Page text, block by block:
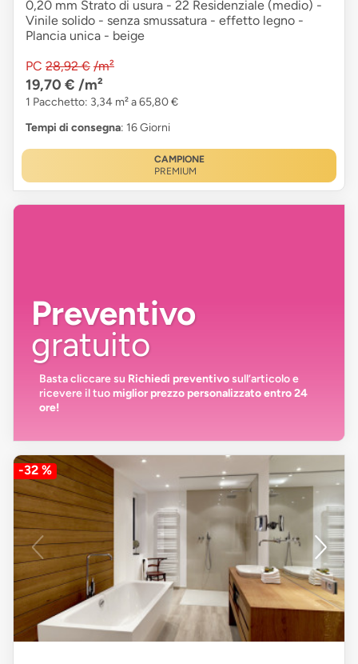
0,20 mm Strato di usura - 22 Residenziale (medio) -
Vinile solido - senza smussatura - effetto legno -
Plancia unica - beige
PC 28,92 € /m²
19,70 € /m²
1 Pacchetto: 3,34 m² a 65,80 €
Tempi di consegna: 16 Giorni
CAMPIONE
PREMIUM
Preventivo
gratuito
Basta cliccare su Richiedi preventivosull’articolo e
ricevere il tuomiglior prezzo personalizzato entro 24
ore!
-32 %